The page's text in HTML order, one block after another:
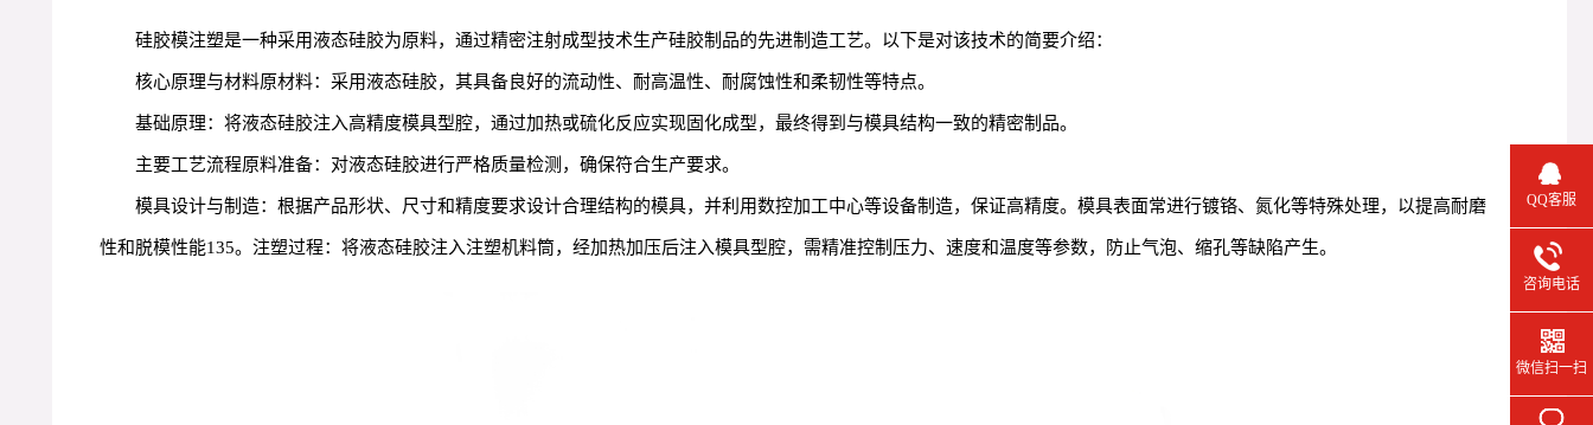
硅胶模注塑是一种采用液态硅胶为原料，通过精密注射成型技术生产硅胶制品的先进制造工艺。以下是对该技术的简要介绍：
核心原理与材料原材料：采用液态硅胶，其具备良好的流动性、耐高温性、耐腐蚀性和柔韧性等特点。
基础原理：将液态硅胶注入高精度模具型腔，通过加热或硫化反应实现固化成型，最终得到与模具结构一致的精密制品。
主要工艺流程原料准备：对液态硅胶进行严格质量检测，确保符合生产要求。
模具设计与制造：根据产品形状、尺寸和精度要求设计合理结构的模具，并利用数控加工中心等设备制造，保证高精度。模具表面常进行镀铬、氮化等特殊处理，以提高耐磨
性和脱模性能135。注塑过程：将液态硅胶注入注塑机料筒，经加热加压后注入模具型腔，需精准控制压力、速度和温度等参数，防止气泡、缩孔等缺陷产生。
QQ客服
咨询电话
微信扫一扫